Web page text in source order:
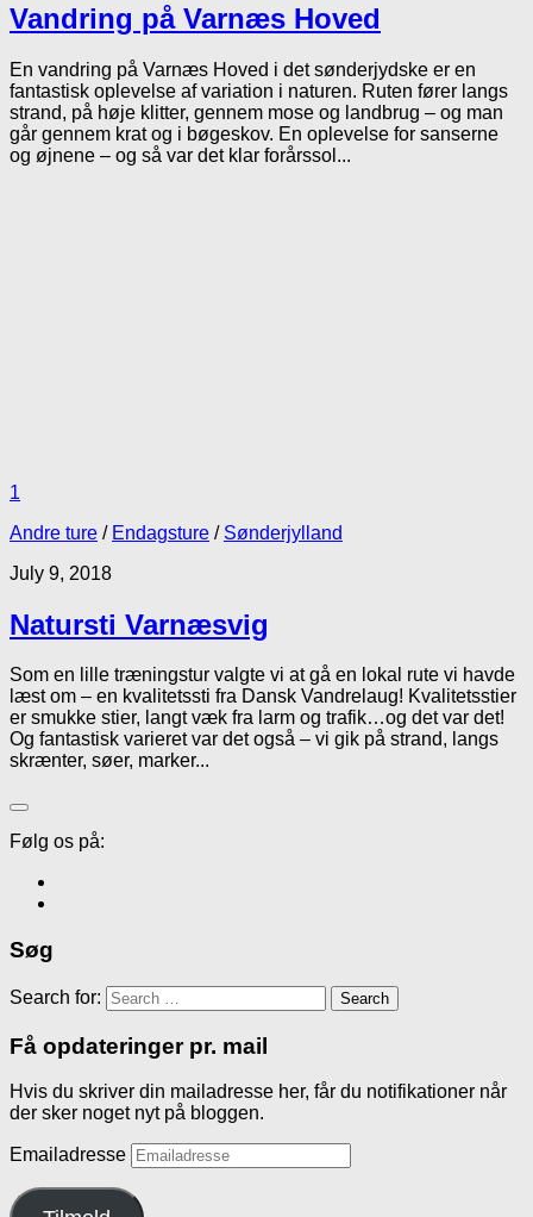
Vandring på Varnæs Hoved
En vandring på Varnæs Hoved i det sønderjydske er en
fantastisk oplevelse af variation i naturen. Ruten fører langs
strand, på høje klitter, gennem mose og landbrug – og man
går gennem krat og i bøgeskov. En oplevelse for sanserne
og øjnene – og så var det klar forårssol...
1
Andre ture / Endagsture / Sønderjylland
July 9, 2018
Natursti Varnæsvig
Som en lille træningstur valgte vi at gå en lokal rute vi havde
læst om – en kvalitetssti fra Dansk Vandrelaug! Kvalitetsstier
er smukke stier, langt væk fra larm og trafik…og det var det!
Og fantastisk varieret var det også – vi gik på strand, langs
skrænter, søer, marker...
Følg os på:
Søg
Search for:
Få opdateringer pr. mail
Hvis du skriver din mailadresse her, får du notifikationer når
der sker noget nyt på bloggen.
Emailadresse